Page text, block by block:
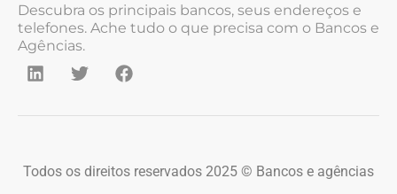
Descubra os principais bancos, seus endereços e
telefones. Ache tudo o que precisa com o Bancos e
Agências.
Todos os direitos reservados 2025 © Bancos e agências